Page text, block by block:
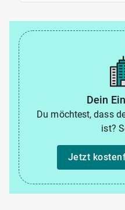
Dein
Du möchtest, dass
ist?
Jetzt